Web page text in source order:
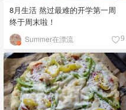
8月生活 熬过最难的开学第一周
终于周末啦！
Summer在漂流 9